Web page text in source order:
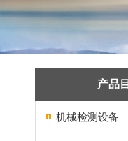
产品
机械检测设备